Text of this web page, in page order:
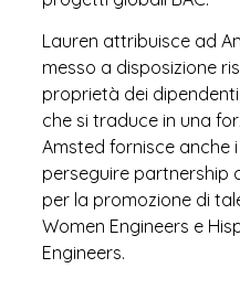
Lauren attribuisce ad
messo a disposizione
proprietà dei
che si traduce in una
Amsted fornisce anche
perseguire partnership
per la promozione di
Women Engineers e
Engineers.